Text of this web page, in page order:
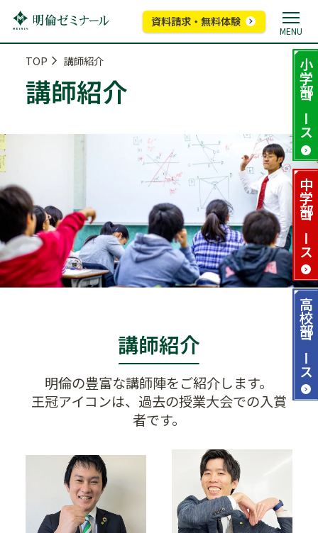
資料請求・無料体験
MENU
小学部
コース
中学部
コース
高校部
コース
TOP 講師紹介
講師紹介
講師紹介
明倫の豊富な講師陣をご紹介します。
王冠アイコンは、過去の授業大会での入賞
者です。